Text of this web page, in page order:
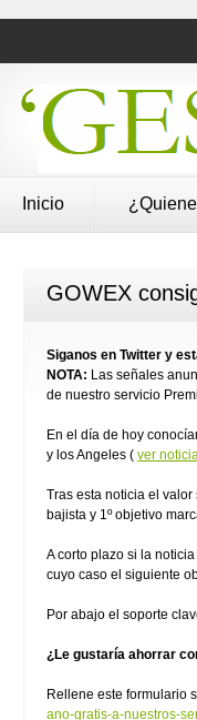
Inicio
GOWEX
Siganos en Twitter y
NOTA: Las señales
de nuestro servicio
En el día de hoy
y los Angeles ( ver
Tras esta noticia el
bajista y 1º objetivo
A corto plazo si la
cuyo caso el siguiente
Por abajo el soporte
¿Le gustaría ahorrar
Rellene este formulario
ano-gratis-a-nuestros-